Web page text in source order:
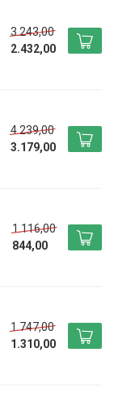
3.243,00
2.432,00
4.239,00
3.179,00
1.116,00
844,00
1.747,00
1.310,00